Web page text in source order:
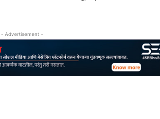
- Advertisement -